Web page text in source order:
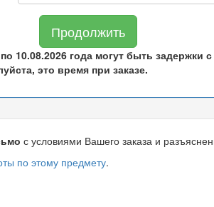
Продолжить
10.08.2026 года могут быть задержки
это время при заказе.
с условиями Вашего заказа и
по этому предмету.